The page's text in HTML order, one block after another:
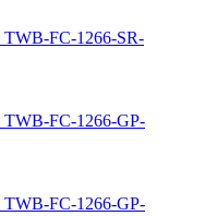
FC-1266-SR-
FC-1266-GP-
FC-1266-GP-